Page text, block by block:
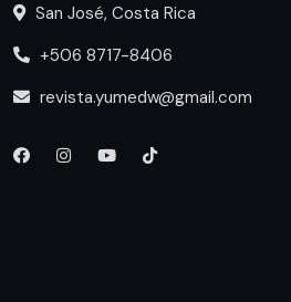
San José, Costa Rica
+506 8717-8406
revista.yumedw@gmail.com